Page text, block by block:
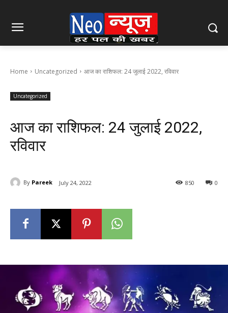
Home Uncategorized आज का राशिफल: 24 जुलाई 2022, रविवार
Uncategorized
आज का राशिफल: 24 जुलाई 2022,
रविवार
By Pareek July 24, 2022 0
850